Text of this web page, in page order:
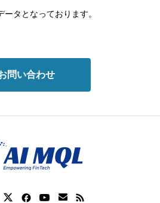
タとなっております。
問い合わせ